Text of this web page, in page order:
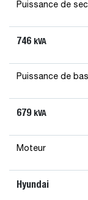
Puissance de
746 kVA
Puissance de
679 kVA
Moteur
Hyundai